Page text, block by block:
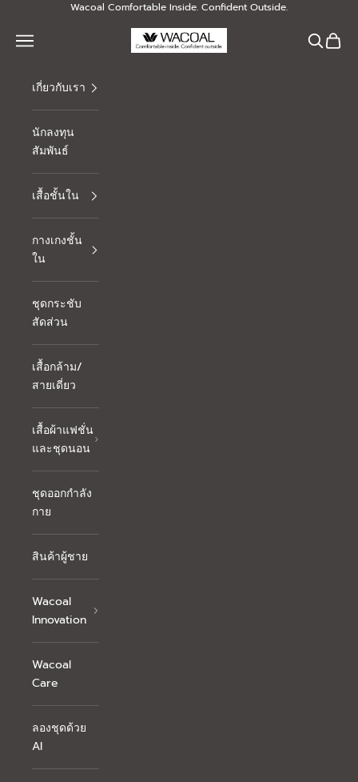
Skip to contentWacoal Comfortable Inside. Confident Outside.
Thai Wacoal Public Company Limited
Navigation menu Search
Cart
เกี่ยวกับเรา
นักลงทุน
สัมพันธ์
เสื้อชั้นใน
กางเกงชั้น
ใน
ชุดกระชับ
สัดส่วน
เสื้อกล้าม/
สายเดี่ยว
เสื้อผ้าแฟชั่น
และชุดนอน
ชุดออกกำลัง
กาย
สินค้าผู้ชาย
Wacoal
Innovation
Wacoal
Care
ลองชุดด้วย
AI